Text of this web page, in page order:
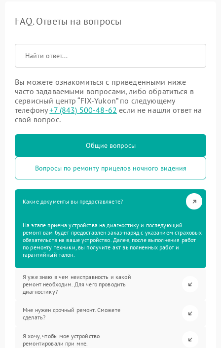
FAQ. Ответы на вопросы
Вы можете ознакомиться с приведенными ниже
часто задаваемыми вопросами, либо обратиться в
сервисный центр “FIX-Yukon” по следующему
телефону+7 (843) 500-48-62 если не нашли ответ на
свой вопрос.
Общие вопросы
Вопросы по ремонту прицелов ночного видения
Какие документы вы предоставляете?
На этапе приема устройства на диагностику и последующий
ремонт вам будет предоставлен заказ-наряд с указанием страховых
обязательств на ваше устройство. Далее, после выполнения работ
по ремонту техники, вы получите акт выполненных работ и
гарантийный талон.
Я уже знаю в чем неисправность и какой
ремонт необходим. Для чего проводить
диагностику?
Мне нужен срочный ремонт. Сможете
сделать?
Я хочу, чтобы мое устройство
ремонтировали при мне.